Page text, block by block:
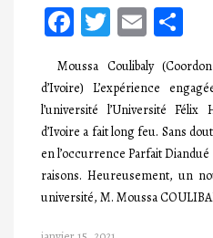
Facebook
Twitter
Email
Moussa Coulibaly
d’Ivoire) L’expérience
l’université l’Université
d’Ivoire a fait long feu. Sans
en l’occurrence Parfait
raisons. Heureusement, un
université, M. Moussa